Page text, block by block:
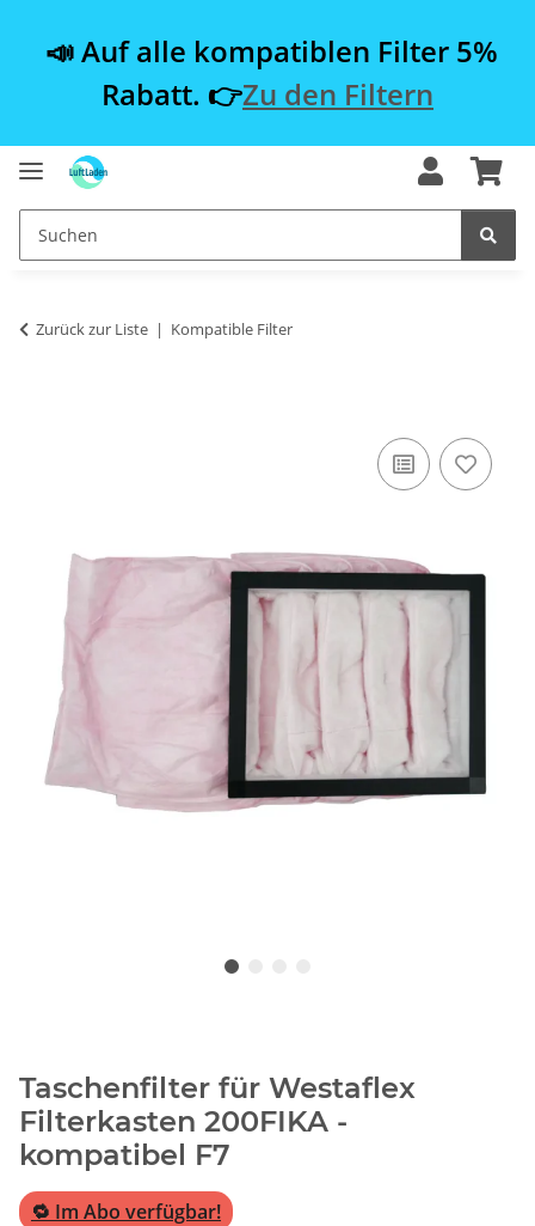
📣 Auf alle kompatiblen Filter 5%
Rabatt. 👉Zu den Filtern
Zurück zur Liste Kompatible Filter
Taschenfilter für Westaflex
Filterkasten 200FIKA -
kompatibel F7
🔁 Im Abo verfügbar!